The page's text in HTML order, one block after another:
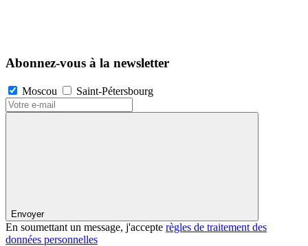
Abonnez-vous à la newsletter
Moscou Saint-Pétersbourg
Envoyer
En soumettant un message, j'accepte règles de traitement des
données personnelles